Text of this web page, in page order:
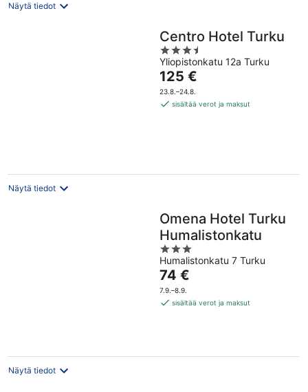
Näytä tiedot
Centro Hotel Turku
3.5
out
of
5
Yliopistonkatu 12a Turku
Hinta
on
125 €
125 €
23.8.–24.8.
sisältää verot ja maksut
Näytä tiedot
Omena Hotel Turku
Humalistonkatu
3
out
of
5
Humalistonkatu 7 Turku
Hinta
on
74 €
74 €
7.9.–8.9.
sisältää verot ja maksut
Näytä tiedot